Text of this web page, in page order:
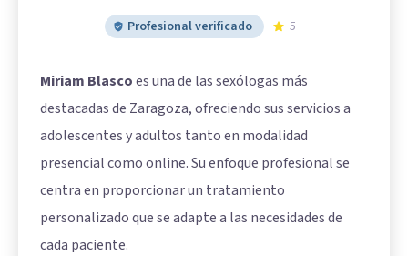
Profesional verificado 5
Miriam Blascoes una de las sexólogas más
destacadas de Zaragoza, ofreciendo sus servicios a
adolescentes y adultos tanto en modalidad
presencial como online. Su enfoque profesional se
centra en proporcionar un tratamiento
personalizado que se adapte a las necesidades de
cada paciente.